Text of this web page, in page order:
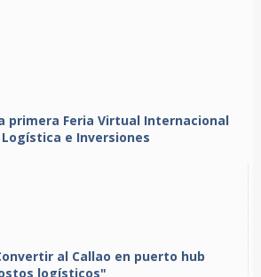
primera Feria Virtual Internacional
e Inversiones
al Callao en puerto hub
logísticos"